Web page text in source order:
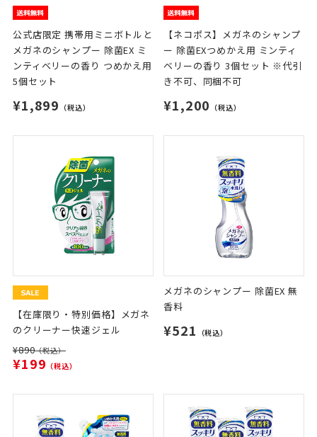
公式店限定 携帯用ミニボトルと
メガネのシャンプー 除菌EX ミ
ンティベリーの香り つめかえ用
5個セット
¥1,899 （税込）
【ネコポス】メガネのシャンプ
ー 除菌EXつめかえ用 ミンティ
ベリーの香り 3個セット ※代引
き不可、同梱不可
¥1,200 （税込）
【在庫限り・特別価格】メガネ
のクリーナー快速ジェル
¥890（税込）
¥199 （税込）
メガネのシャンプー 除菌EX 無
香料
¥521 （税込）